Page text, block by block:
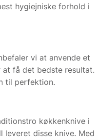
hygiejniske forhold i
vi at anvende et
få det bedste resultat.
til perfektion.
køkkenknive i
leveret disse knive. Med